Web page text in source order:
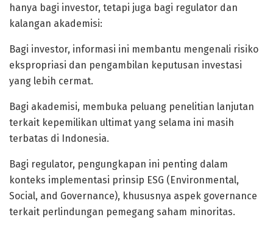
hanya bagi investor, tetapi juga bagi regulator dan
kalangan akademisi:
Bagi investor, informasi ini membantu mengenali risiko
ekspropriasi dan pengambilan keputusan investasi
yang lebih cermat.
Bagi akademisi, membuka peluang penelitian lanjutan
terkait kepemilikan ultimat yang selama ini masih
terbatas di Indonesia.
Bagi regulator, pengungkapan ini penting dalam
konteks implementasi prinsip ESG (Environmental,
Social, and Governance), khususnya aspek governance
terkait perlindungan pemegang saham minoritas.